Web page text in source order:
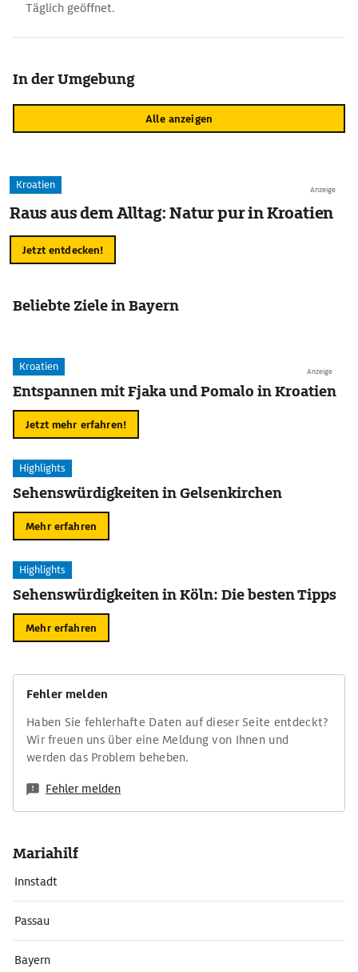
Täglich geöffnet.
In der Umgebung
Alle anzeigen
Anzeige
Kroatien
Raus aus dem Alltag: Natur pur in Kroatien
Jetzt entdecken!
Beliebte Ziele in Bayern
Anzeige
Kroatien
Entspannen mit Fjaka und Pomalo in Kroatien
Jetzt mehr erfahren!
Highlights
Sehenswürdigkeiten in Gelsenkirchen
Mehr erfahren
Highlights
Sehenswürdigkeiten in Köln: Die besten Tipps
Mehr erfahren
Fehler melden
Haben Sie fehlerhafte Daten auf dieser Seite entdeckt?
Wir freuen uns über eine Meldung von Ihnen und
werden das Problem beheben.
Fehler melden
Mariahilf
Innstadt
Passau
Bayern